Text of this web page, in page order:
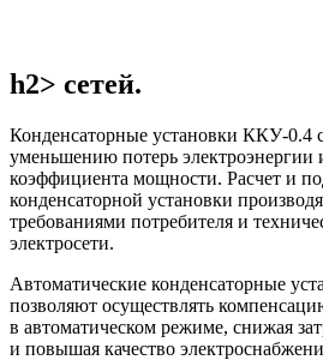
h2> сетей.
Конденсаторные установки ККУ-0.4
уменьшению потерь
коэффициента мощности. Расчет и
конденсаторной установки
требованиями потребителя и
электросети.
Автоматические конденсаторные
позволяют осуществлять
в автоматическом режиме, снижая
и повышая качество